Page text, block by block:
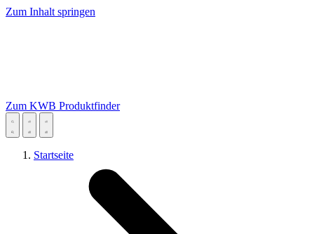
Zum Inhalt springen
Zum KWB Produktfinder
Startseite